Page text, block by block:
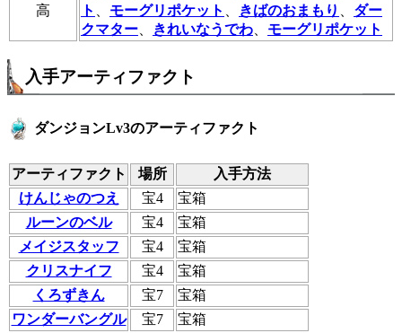
高
ト
モーグリポケット きばのおまもり
ダー
クマター
きれいなうでわ モーグリポケット
入手アーティファクト
ダンジョンLv3のアーティファクト
アーティファクト 場所
入手方法
けんじゃのつえ
宝4
宝箱
ルーンのベル
宝4
宝箱
メイジスタッフ
宝4
宝箱
クリスナイフ
宝4
宝箱
くろずきん
宝7
宝箱
ワンダーバングル
宝7
宝箱